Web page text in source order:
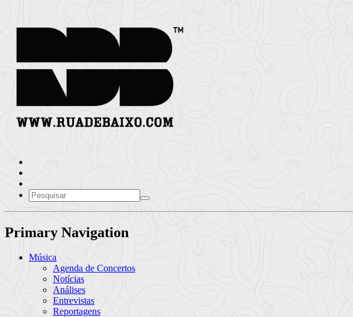
Primary Navigation
Música
Agenda de Concertos
Notícias
Análises
Entrevistas
Reportagens